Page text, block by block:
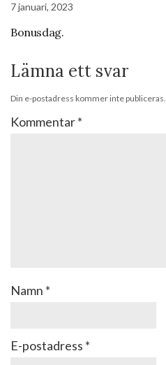
7 januari, 2023
Bonusdag.
Lämna ett svar
Din e-postadress kommer inte publiceras.
Kommentar*
Namn *
E-postadress *